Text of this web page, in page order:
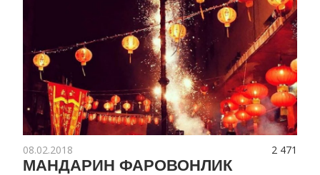
2 471
08.02.2018
МАНДАРИН ФАРОВОНЛИК